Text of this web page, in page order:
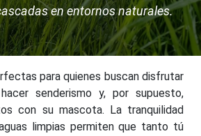
en entornos naturales.
para quienes buscan disfrutar
senderismo y, por supuesto,
con su mascota. La tranquilidad
limpias permiten que tanto tú